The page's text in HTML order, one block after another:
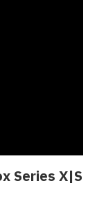
Series X|S